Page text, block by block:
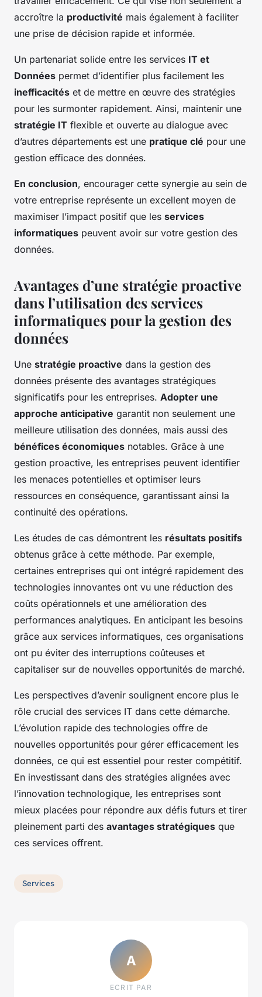
accroître la productivité mais également à faciliter
une prise de décision rapide et informée.
Un partenariat solide entre les services IT et
Données permet d’identifier plus facilement les
inefficacités et de mettre en œuvre des stratégies
pour les surmonter rapidement. Ainsi, maintenir une
stratégie IT flexible et ouverte au dialogue avec
d’autres départements est une pratique clé pour une
gestion efficace des données.
En conclusion, encourager cette synergie au sein de
votre entreprise représente un excellent moyen de
maximiser l’impact positif que les services
informatiques peuvent avoir sur votre gestion des
données.
Avantages d’une stratégie proactive
dans l’utilisation des services
informatiques pour la gestion des
données
Une stratégie proactive dans la gestion des
données présente des avantages stratégiques
significatifs pour les entreprises. Adopter une
approche anticipative garantit non seulement une
meilleure utilisation des données, mais aussi des
bénéfices économiques notables. Grâce à une
gestion proactive, les entreprises peuvent identifier
les menaces potentielles et optimiser leurs
ressources en conséquence, garantissant ainsi la
continuité des opérations.
Les études de cas démontrent les résultats positifs
obtenus grâce à cette méthode. Par exemple,
certaines entreprises qui ont intégré rapidement des
technologies innovantes ont vu une réduction des
coûts opérationnels et une amélioration des
performances analytiques. En anticipant les besoins
grâce aux services informatiques, ces organisations
ont pu éviter des interruptions coûteuses et
capitaliser sur de nouvelles opportunités de marché.
Les perspectives d’avenir soulignent encore plus le
rôle crucial des services IT dans cette démarche.
L’évolution rapide des technologies offre de
nouvelles opportunités pour gérer efficacement les
données, ce qui est essentiel pour rester compétitif.
En investissant dans des stratégies alignées avec
l’innovation technologique, les entreprises sont
mieux placées pour répondre aux défis futurs et tirer
pleinement parti des avantages stratégiques que
ces services offrent.
Services
A
ECRIT PAR